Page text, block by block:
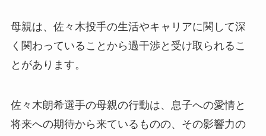
母親は、佐々木投手の生活やキャリアに関して深
く関わっていることから過干渉と受け取られるこ
とがあります。
佐々木朗希選手の母親の行動は、息子への愛情と
将来への期待から来ているものの、その影響力の